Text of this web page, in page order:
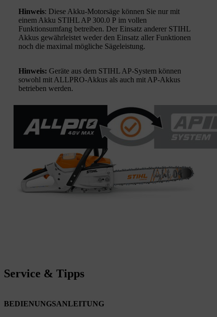
Hinweis: Diese Akku-Motorsäge können Sie nur mit
einem Akku STIHL AP 300.0 P im vollen
Funktionsumfang betreiben. Der Einsatz anderer STIHL
Akkus gewährleistet weder den Einsatz aller Funktionen
noch die maximal mögliche Sägeleistung.
Hinweis: Geräte aus dem STIHL AP-System können
sowohl mit ALLPRO-Akkus als auch mit AP-Akkus
betrieben werden.
Service & Tipps
BEDIENUNGSANLEITUNG